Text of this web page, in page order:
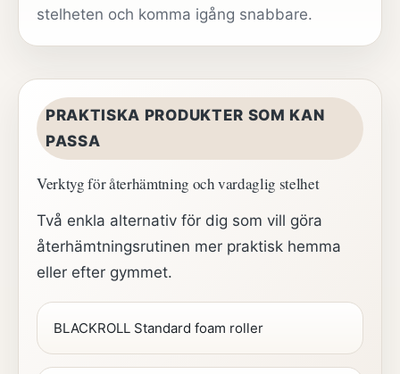
stelheten och komma igång snabbare.
PRAKTISKA PRODUKTER SOM KAN
PASSA
Verktyg för återhämtning och vardaglig stelhet
Två enkla alternativ för dig som vill göra
återhämtningsrutinen mer praktisk hemma
eller efter gymmet.
BLACKROLL Standard foam roller